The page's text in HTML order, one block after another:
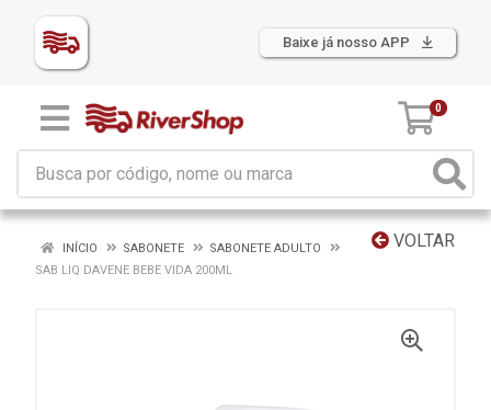
Baixe já nosso APP
0
VOLTAR
INÍCIO SABONETE
SABONETE ADULTO
SAB LIQ DAVENE BEBE VIDA 200ML